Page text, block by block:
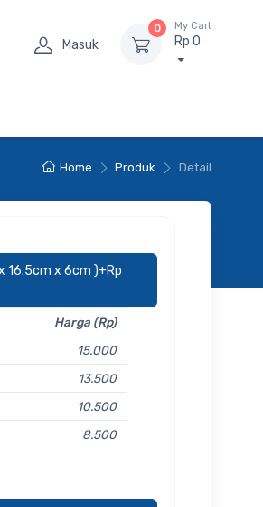
Masuk
0 My Cart
Rp 0
Home Produk Detail
16.5cm x 6cm )+Rp
Harga (Rp)
15.000
13.500
10.500
8.500